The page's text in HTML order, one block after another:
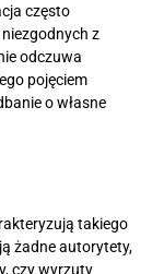
często
z
odczuwa
pojęciem
o własne
takiego
żadne autorytety,
czy wyrzuty